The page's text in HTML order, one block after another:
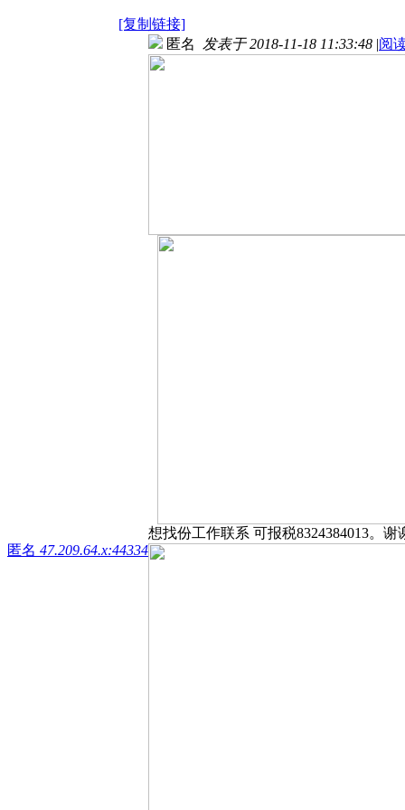
[复制链接]
匿名 47.209.64.x:44334
匿名 发表于 2018-11-18 11:33:48 |阅
想找份工作联系 可报税8324384013。谢